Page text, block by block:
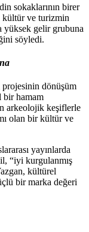
sokaklarının birer
kültür ve turizmin
yüksek gelir grubuna
söyledi.
dönüşüm
bir hamam
arkeolojik keşiflerle
olan bir kültür ve
yayınlarda
“iyi kurgulanmış
kültürel
bir marka değeri